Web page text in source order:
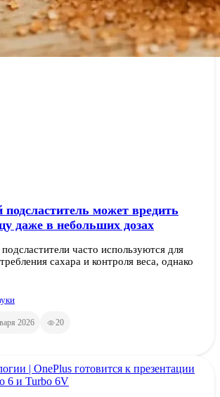
может вредить
даже в небольших дозах
часто используются для
сахара и контроля веса, однако
2026 20